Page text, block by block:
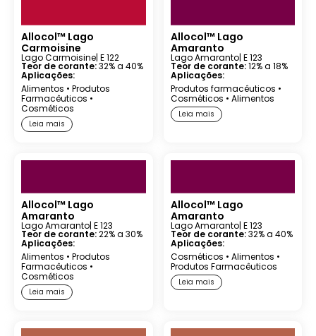
Allocol™ Lago
Carmoisine
Lago Carmoisine| E 122
Teor de corante:32% a 40%
Aplicações:
Alimentos • Produtos
Farmacêuticos •
Cosméticos
Leia mais
Allocol™ Lago
Amaranto
Lago Amaranto| E 123
Teor de corante:12% a 18%
Aplicações:
Produtos farmacêuticos •
Cosméticos • Alimentos
Leia mais
Allocol™ Lago
Amaranto
Lago Amaranto| E 123
Teor de corante:22% a 30%
Aplicações:
Alimentos • Produtos
Farmacêuticos •
Cosméticos
Leia mais
Allocol™ Lago
Amaranto
Lago Amaranto| E 123
Teor de corante:32% a 40%
Aplicações:
Cosméticos • Alimentos •
Produtos Farmacêuticos
Leia mais